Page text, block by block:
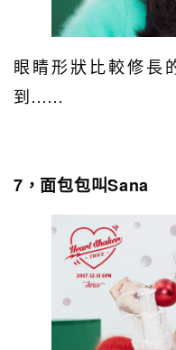
眼睛形狀比較修長
到……
7，面包包叫Sana